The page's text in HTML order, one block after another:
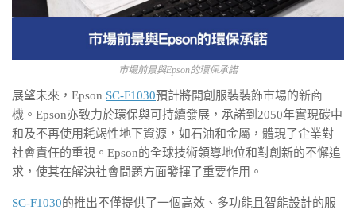
市場前景與Epson的環保承諾
展望未來，Epson SC-F1030預計將開創服裝裝飾市場的新商
機。Epson亦致力於環保與可持續發展，承諾到2050年實現碳中
和及不再使用耗竭性地下資源，如石油和金屬，體現了企業對
社會責任的重視。Epson的全球技術領導地位和對創新的不懈追
求，使其在解決社會問題方面發揮了重要作用。
SC-F1030的推出不僅提供了一個高效、多功能且智能設計的服